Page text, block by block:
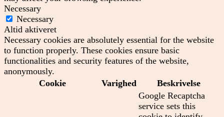
Necessary
Necessary
Altid aktiveret
Necessary cookies are absolutely essential for the website
to function properly. These cookies ensure basic
functionalities and security features of the website,
anonymously.
Cookie
Varighed Beskrivelse
Google Recaptcha
service sets this